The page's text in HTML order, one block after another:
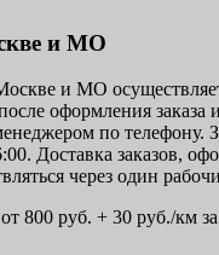
и МО
и МО
оформления заказа и
по телефону.
Доставка заказов,
через один
800 руб. + 30 руб./км